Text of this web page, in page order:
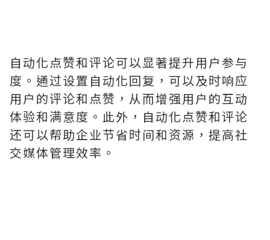
自动化点赞和评论可以显著提升用户参与
度。通过设置自动化回复，可以及时响应
用户的评论和点赞，从而增强用户的互动
体验和满意度。此外，自动化点赞和评论
还可以帮助企业节省时间和资源，提高社
交媒体管理效率。